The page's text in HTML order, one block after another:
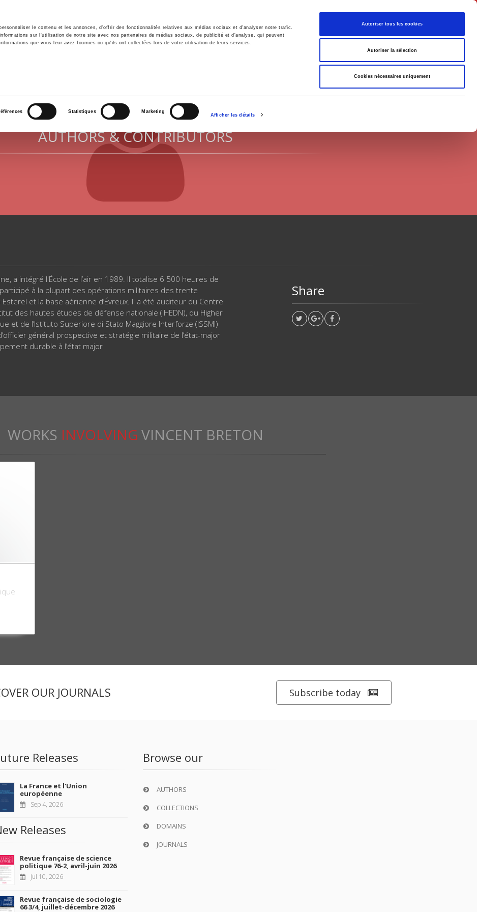
le contenu et les annonces, d'offrir des fonctionnalités relatives aux médias sociaux et d'analyser notre trafic.
sur l'utilisation de notre site avec nos partenaires de médias sociaux, de publicité et d'analyse, qui peuvent
que vous leur avez fournies ou qu'ils ont collectées lors de votre utilisation de leurs services.
Statistiques Marketing
Afficher les détails
Autoriser tous les cookies
Autoriser la sélection
Cookies nécessaires uniquement
English
Home Environment History International Politics
AUTHORS & CONTRIBUTORS
a intégré l'École de l’air en 1989. Il totalise 6 500 heures de
à la plupart des opérations militaires des trente
et la base aérienne d’Évreux. Il a été auditeur du Centre
des hautes études de défense nationale (IHEDN), du Higher
et de l’Istituto Superiore di Stato Maggiore Interforze (ISSMI)
général prospective et stratégie militaire de l’état-major
durable à l’état major
Share
WORKS INVOLVING VINCENT BRETON
OUR JOURNALS Subscribe today
Releases
La France et l'Union
européenne
Sep 4, 2026
Releases
Revue française de science
politique 76-2, avril-juin 2026
Jul 10, 2026
Revue française de sociologie
66 3/4, juillet-décembre 2026
Browse our
AUTHORS
COLLECTIONS
DOMAINS
JOURNALS